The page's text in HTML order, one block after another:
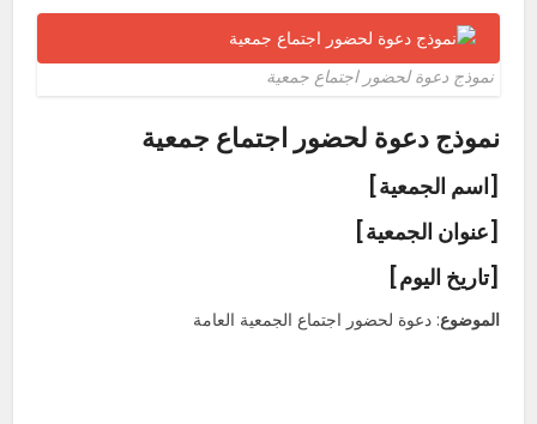
نموذج دعوة لحضور اجتماع جمعية
نموذج دعوة لحضور اجتماع جمعية
[اسم الجمعية]
[عنوان الجمعية]
[تاريخ اليوم]
الموضوع: دعوة لحضور اجتماع الجمعية العامة